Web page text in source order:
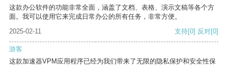
这款办公软件的功能非常全面，涵盖了文档、表格、演示文稿等各个方
面。我可以使用它来完成日常办公的所有任务，非常方便。
2025-02-11
支持[0] 反对[0]
游客
这款加速器VPM应用程序已经为我们带来了无限的隐私保护和安全性保